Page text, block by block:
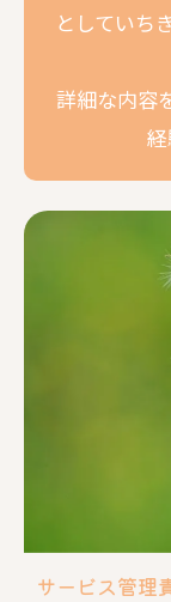
としていち
詳細な内容
サービス管理